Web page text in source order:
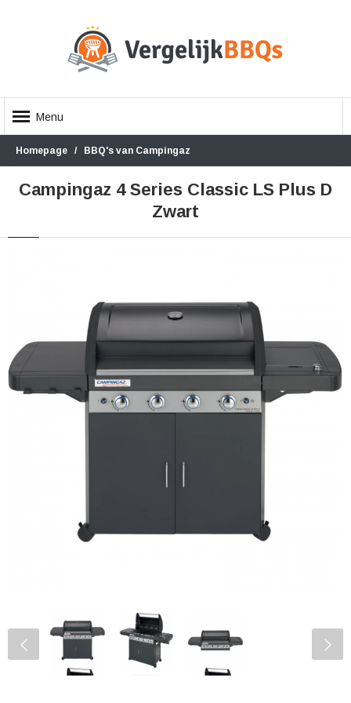
Menu
Homepage BBQ's van Campingaz
Campingaz 4 Series Classic LS Plus D
Zwart